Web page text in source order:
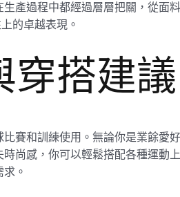
產過程中都經過層層把關，從面
的卓越表現。
穿搭建議
賽和訓練使用。無論你是業餘愛
尚感，你可以輕鬆搭配各種運動
。